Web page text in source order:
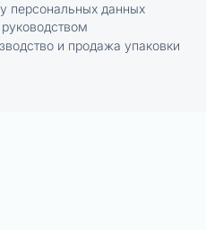
персональных данных
и продажа упаковки